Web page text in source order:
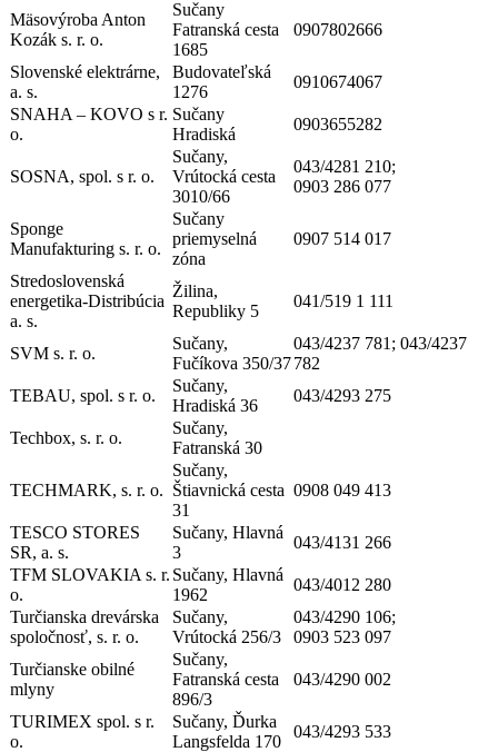
Mäsovýroba Anton
Kozák s. r. o.
Sučany
Fatranská cesta
1685
0907802666
Slovenské elektrárne,
a. s.
Budovateľská
1276
0910674067
SNAHA – KOVO s r.
o.
Sučany
Hradiská
0903655282
SOSNA, spol. s r. o.
Sučany,
Vrútocká cesta
3010/66
043/4281 210;
0903 286 077
Sponge
Manufakturing s. r. o.
Sučany
priemyselná
zóna
0907 514 017
Stredoslovenská
energetika-Distribúcia
a. s.
Žilina,
Republiky 5
041/519 1 111
SVM s. r. o.
Sučany,
Fučíkova 350/37
043/4237 781; 043/4237
782
TEBAU, spol. s r. o.
Sučany,
Hradiská 36
043/4293 275
Techbox, s. r. o.
Sučany,
Fatranská 30
TECHMARK, s. r. o.
Sučany,
Štiavnická cesta
31
0908 049 413
TESCO STORES
SR, a. s.
Sučany, Hlavná
3
043/4131 266
TFM SLOVAKIA s. r.
o.
Sučany, Hlavná
1962
043/4012 280
Turčianska drevárska
spoločnosť, s. r. o.
Sučany,
Vrútocká 256/3
043/4290 106;
0903 523 097
Turčianske obilné
mlyny
Sučany,
Fatranská cesta
896/3
043/4290 002
TURIMEX spol. s r.
o.
Sučany, Ďurka
Langsfelda 170
043/4293 533